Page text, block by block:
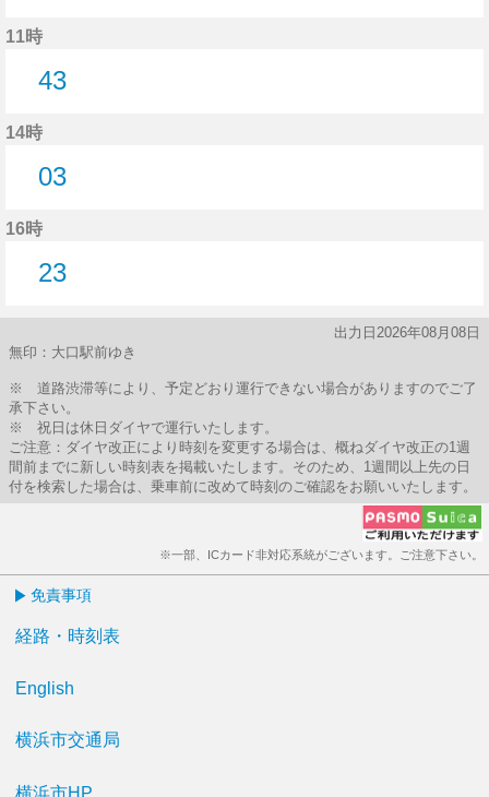
11時
43
14時
03
16時
23
出力日2026年08月08日
無印：大口駅前ゆき
※ 道路渋滞等により、予定どおり運行できない場合がありますのでご了
承下さい。
※ 祝日は休日ダイヤで運行いたします。
ご注意：ダイヤ改正により時刻を変更する場合は、概ねダイヤ改正の1週
間前までに新しい時刻表を掲載いたします。そのため、1週間以上先の日
付を検索した場合は、乗車前に改めて時刻のご確認をお願いいたします。
※一部、ICカード非対応系統がございます。ご注意下さい。
免責事項
経路・時刻表
English
横浜市交通局
横浜市HP